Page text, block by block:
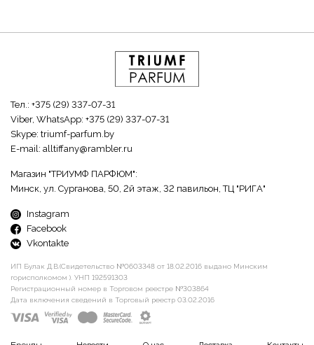
Тел.: +375 (29) 337-07-31
Viber, WhatsApp: +375 (29) 337-07-31
Skype: triumf-parfum.by
E-mail: alltiffany@rambler.ru
Магазин "ТРИУМФ ПАРФЮМ":
Минск, ул. Сурганова, 50, 2й этаж, 32 павильон, ТЦ "РИГА"
Instagram
Facebook
Vkontakte
ИП Булак Д.В.(Свидетельство №0603348 от 18.02.2016 выдано Минским
горисполкомом ). УНП 192591303
Регистрационный номер в Торговом реестре №303864
Дата включения сведений в Торговый реестр 03.02.2016